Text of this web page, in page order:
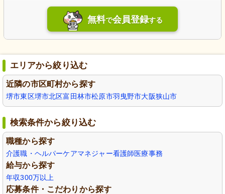
無料で会員登録する
エリアから絞り込む
近隣の市区町村から探す
堺市東区堺市北区富田林市松原市羽曳野市大阪狭山市
検索条件から絞り込む
職種から探す
介護職・ヘルパーケアマネジャー看護師医療事務
給与から探す
年収300万以上
応募条件・こだわりから探す